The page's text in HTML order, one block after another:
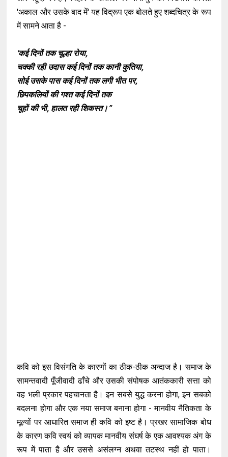
'अकाल और उसके बाद में' यह विद्रूप एक बोलते हुए शब्दचित्र के रूप
में सामने आता है -
'कई दिनों तक चूल्हा रोया,
चक्की रही उदास कई दिनों तक कानी कुतिया,
सोई उसके पास कई दिनों तक लगी भीत पर,
छिपकलियों की गश्त कई दिनों तक
चूहों की भी, हालत रही शिकस्त।”
कवि को इस विसंगति के कारणों का ठीक-ठीक अन्दाज है। समाज के
सामन्तवादी पूँजीवादी ढाँचे और उसकी संपोषक आतंककारी सत्ता को
वह भली प्रकार पहचानता है। इन सबसे युद्ध करना होगा, इन सबको
बदलना होगा और एक नया समाज बनाना होगा - मानवीय नैतिकता के
मूल्यों पर आधारित समाज ही कवि को इष्ट है। प्रखर सामाजिक बोध
के कारण कवि स्वयं को व्यापक मानवीय संघर्ष के एक आवश्यक अंग के
रूप में पाता है और उससे असंलग्न अथवा तटस्थ नहीं हो पाता।